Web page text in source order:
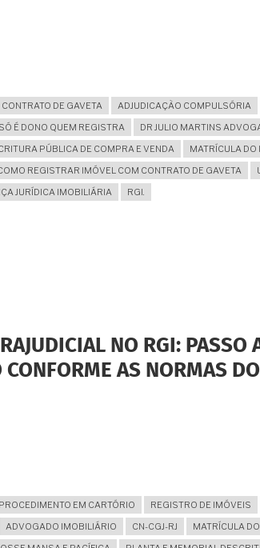
CONTRATO DE GAVETA ADJUDICAÇÃO COMPULSÓRIA
SÓ É DONO QUEM REGISTRA
DR JULIO MARTINS
PÚBLICA DE COMPRA E VENDA
MATRÍCULA DO
REGISTRAR IMÓVEL COM CONTRATO DE GAVETA
JURÍDICA IMOBILIÁRIA RGI.
NO RGI: PASSO
AS NORMAS
PROCEDIMENTO EM CARTÓRIO REGISTRO DE IMÓVEIS
ADVOGADO IMOBILIÁRIO CN-CGJ-RJ
MATRÍCULA